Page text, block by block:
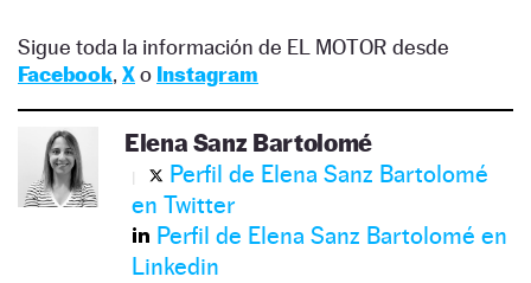
Sigue toda la información de EL MOTOR desde
Facebook, Xo Instagram
Elena Sanz Bartolomé
Perfil de Elena Sanz Bartolomé
en Twitter
Perfil de Elena Sanz Bartolomé en
Linkedin